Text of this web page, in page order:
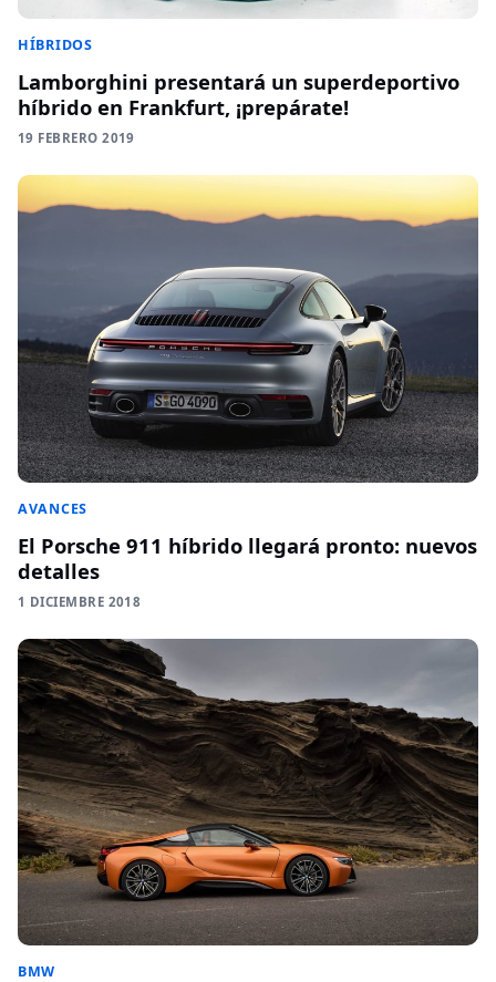
HÍBRIDOS
Lamborghini presentará un superdeportivo
híbrido en Frankfurt, ¡prepárate!
19 FEBRERO 2019
AVANCES
El Porsche 911 híbrido llegará pronto: nuevos
detalles
1 DICIEMBRE 2018
BMW